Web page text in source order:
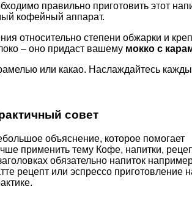
правильно приготовить этот
кофейный аппарат.
относительно степени обжарки и
– оно придаст вашему мокко с
или какао. Наслаждайтесь
совет
объяснение, которое помогает
применить тему Кофе, напитки,
обязательно напиток
рецепт или эспрессо приготовление